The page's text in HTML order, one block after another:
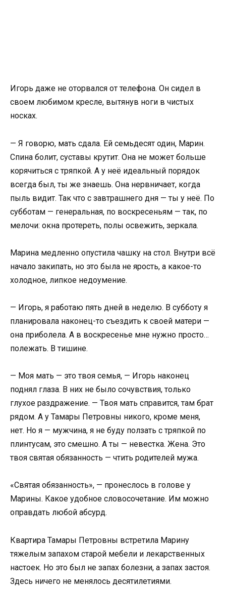
Игорь даже не оторвался от телефона. Он сидел в
своем любимом кресле, вытянув ноги в чистых
носках.
— Я говорю, мать сдала. Ей семьдесят один, Марин.
Спина болит, суставы крутит. Она не может больше
корячиться с тряпкой. А у неё идеальный порядок
всегда был, ты же знаешь. Она нервничает, когда
пыль видит. Так что с завтрашнего дня — ты у неё. По
субботам — генеральная, по воскресеньям — так, по
мелочи: окна протереть, полы освежить, зеркала.
Марина медленно опустила чашку на стол. Внутри всё
начало закипать, но это была не ярость, а какое-то
холодное, липкое недоумение.
— Игорь, я работаю пять дней в неделю. В субботу я
планировала наконец-то съездить к своей матери —
она приболела. А в воскресенье мне нужно просто…
полежать. В тишине.
— Моя мать — это твоя семья, — Игорь наконец
поднял глаза. В них не было сочувствия, только
глухое раздражение. — Твоя мать справится, там брат
рядом. А у Тамары Петровны никого, кроме меня,
нет. Но я — мужчина, я не буду ползать с тряпкой по
плинтусам, это смешно. А ты — невестка. Жена. Это
твоя святая обязанность — чтить родителей мужа.
«Святая обязанность», — пронеслось в голове у
Марины. Какое удобное словосочетание. Им можно
оправдать любой абсурд.
Квартира Тамары Петровны встретила Марину
тяжелым запахом старой мебели и лекарственных
настоек. Но это был не запах болезни, а запах застоя.
Здесь ничего не менялось десятилетиями.